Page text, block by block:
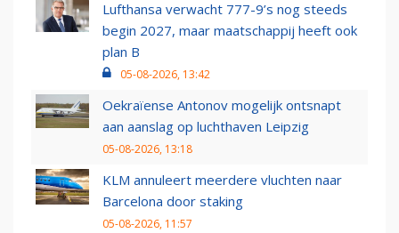
Lufthansa verwacht 777-9’s nog steeds
begin 2027, maar maatschappij heeft ook
plan B
05-08-2026, 13:42
Oekraïense Antonov mogelijk ontsnapt
aan aanslag op luchthaven Leipzig
05-08-2026, 13:18
KLM annuleert meerdere vluchten naar
Barcelona door staking
05-08-2026, 11:57